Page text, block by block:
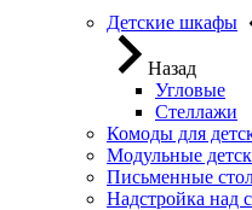
Детские шкафы
Назад
Угловые
Стеллажи
Комоды для
Модульные
Письменные
Надстройка над